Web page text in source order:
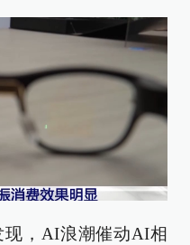
，AI浪潮催动AI相